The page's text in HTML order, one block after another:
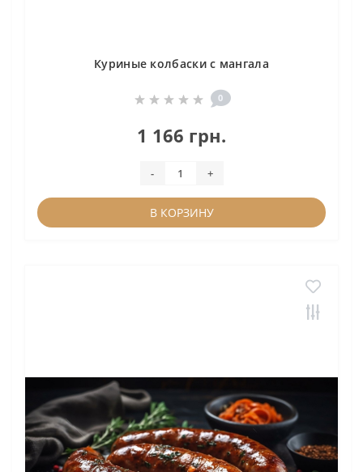
Куриные колбаски с мангала
0
1 166 грн.
- +
В КОРЗИНУ